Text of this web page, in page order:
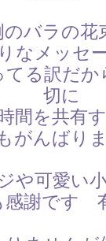
バラの花
なメッセ
る訳だ
切に
間を共有
がんばり
や可愛い
感謝です